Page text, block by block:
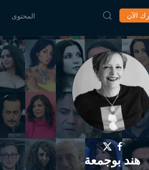
المحتوى الآن
هند بوجمعة